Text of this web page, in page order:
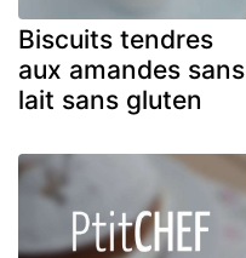
Biscuits tendres
aux amandes sans
lait sans gluten